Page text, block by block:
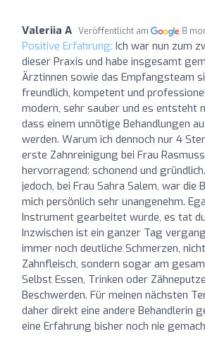
Valeriia A Veröffentlicht am 8
Positive Erfahrung: Ich war nun zum
dieser Praxis und habe insgesamt
Ärztinnen sowie das Empfangsteam
freundlich, kompetent und
modern, sehr sauber und es entsteht
dass einem unnötige Behandlungen
werden. Warum ich dennoch nur 4
erste Zahnreinigung bei Frau
hervorragend: schonend und
jedoch, bei Frau Sahra Salem, war die
mich persönlich sehr unangenehm.
Instrument gearbeitet wurde, es tat
Inzwischen ist ein ganzer Tag
immer noch deutliche Schmerzen,
Zahnfleisch, sondern sogar am
Selbst Essen, Trinken oder
Beschwerden. Für meinen nächsten
daher direkt eine andere Behandlerin
eine Erfahrung bisher noch nie